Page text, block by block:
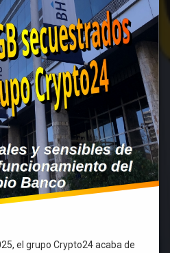
el grupo Crypto24 acaba de